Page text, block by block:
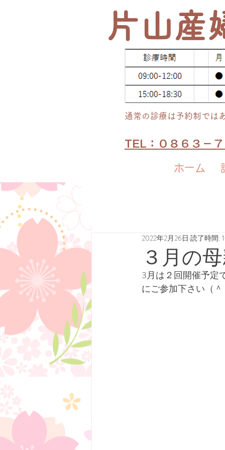
片山産
TEL：０８６３－
ホーム
通常の​診療は予約制では
３月の
2022年2月26日 読了時間:
3月は２回開催予定
にご参加下さい（